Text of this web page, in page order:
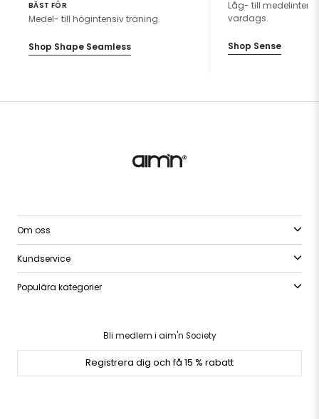
BÄST FÖR
Medel- till högintensiv träning.
Shop Shape Seamless
Låg- till
vardags.
Shop Sense
Om oss
Kundservice
Populära kategorier
Bli medlem i aim'n Society
Registrera dig och få 15 % rabatt